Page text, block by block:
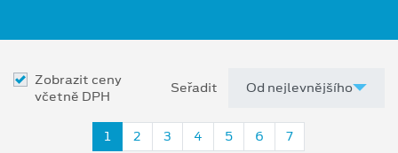
Zobrazit ceny
včetně DPH
Seřadit
1 2 3 4 5 6 7